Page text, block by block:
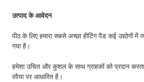
उत्पाद के आवेदन
पीठ के लिए हमारा सबसे अच्छा हीटिंग पैड कई उद्योगों में
गया है।
हमेशा उचित और कुशल के साथ ग्राहकों को प्रदान
रवैया पर आधारित है।